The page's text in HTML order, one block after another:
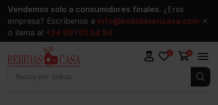
Vendemos solo a consumidores finales. ¿Eres
empresa? Escríbenos a info@bebidasencasa.com
o llama al +34 691 01 04 54
✕
Busca por
0 0